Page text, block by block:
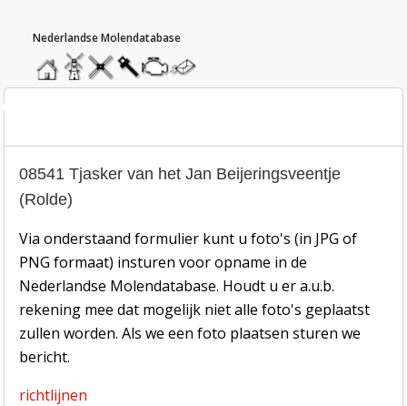
homemolendatabase
roedendatabase
assendatabase
motorendatabase
stuur
een
inzend-formulier
08541 Tjasker van het Jan Beijeringsveentje
(Rolde)
Via onderstaand formulier kunt u foto's (in JPG of
PNG formaat) insturen voor opname in de
Nederlandse Molendatabase. Houdt u er a.u.b.
rekening mee dat mogelijk niet alle foto's geplaatst
zullen worden. Als we een foto plaatsen sturen we
bericht.
richtlijnen